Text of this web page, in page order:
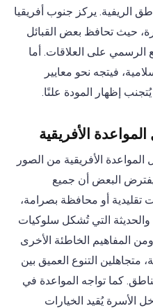
الريفية. يركز جنوب أفريقيا
حيث تحافظ بعض القبائل
على العلاقات. أما
فيتجه نحو معايير
إظهار المودة علنًا.
الأفريقية
المواعدة الأفريقية من الصور
يفترض البعض أن جميع
تقليدية أو محافظة بصرامة،
التي تُشكل سلوكيات
المفاهيم الخاطئة الأخرى
متجاهلين التنوع العميق بين
كما تواجه المواعدة في
الأسرة يُقيد الخيارات